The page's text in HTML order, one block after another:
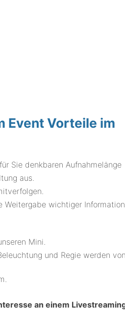
Event Vorteile im
Sie denkbaren Aufnahmelänge
aus.
wichtiger
Mini.
und Regie werden
an einem